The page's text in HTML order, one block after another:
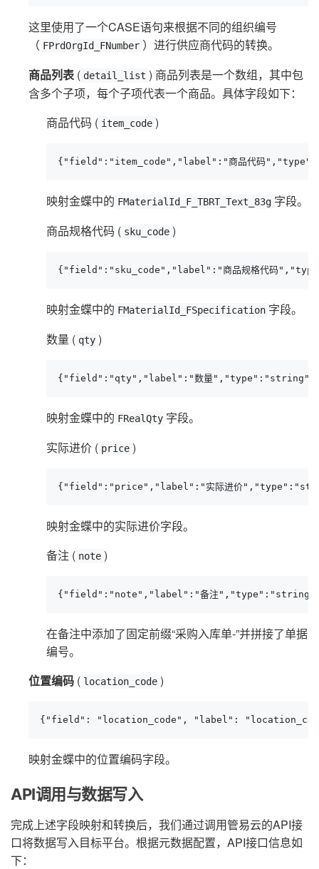
这里使用了一个CASE语句来根据不同的组织编号
（ FPrdOrgId_FNumber ）进行供应商代码的转换。
商品列表( detail_list ) 商品列表是一个数组，其中包
含多个子项，每个子项代表一个商品。具体字段如下：
商品代码 ( item_code )
{"field":"item_code","label":"商品代码
映射金蝶中的 FMaterialId_F_TBRT_Text_83g 字段。
商品规格代码 ( sku_code )
{"field":"sku_code","label":"商品规格代码
映射金蝶中的 FMaterialId_FSpecification 字段。
数量 ( qty )
{"field":"qty","label":"数量
映射金蝶中的 FRealQty 字段。
实际进价 ( price )
{"field":"price","label":"实际进价
映射金蝶中的实际进价字段。
备注 ( note )
{"field":"note","label":"备注
在备注中添加了固定前缀“采购入库单-”并拼接了单据
编号。
位置编码 ( location_code )
{"field": "location_code", "label":
映射金蝶中的位置编码字段。
API调用与数据写入
完成上述字段映射和转换后，我们通过调用管易云的API接
口将数据写入目标平台。根据元数据配置，API接口信息如
下：